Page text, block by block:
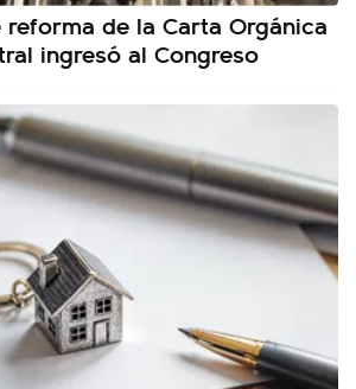
de la Carta Orgánica
ingresó al Congreso